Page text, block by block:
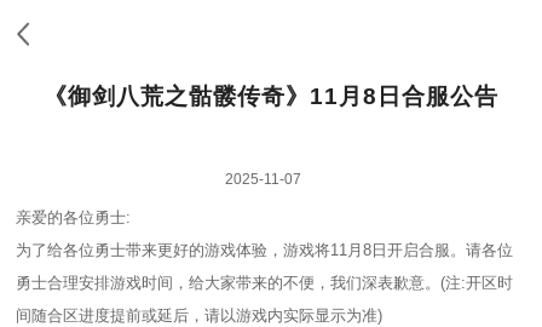
《御剑八荒之骷髅传奇》11月8日合服公告
2025-11-07
亲爱的各位勇士:
为了给各位勇士带来更好的游戏体验，游戏将11月8日开启合服。请各位
勇士合理安排游戏时间，给大家带来的不便，我们深表歉意。(注:开区时
间随合区进度提前或延后，请以游戏内实际显示为准)